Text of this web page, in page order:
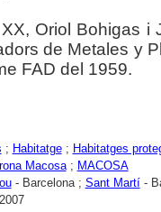
Oriol Bohigas i
de Metales y
FAD del 1959.
; Habitatge; Habitatges
Macosa; MACOSA
- Barcelona ; Sant Martí-